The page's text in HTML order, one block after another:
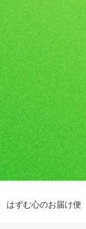
はずむ心のお届け便